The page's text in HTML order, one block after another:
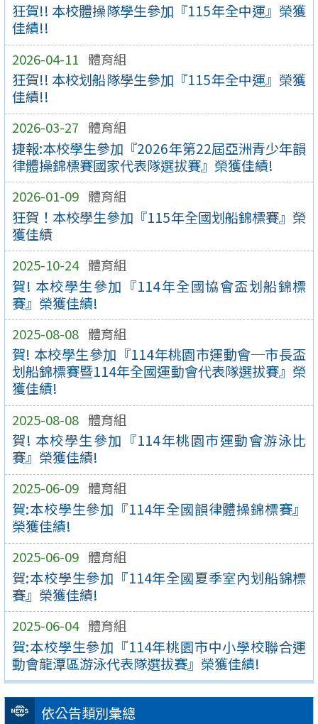
狂賀!! 本校體操隊學生參加『115年全中運』榮獲
佳績!!
2026-04-11 體育組
狂賀!! 本校划船隊學生參加『115年全中運』榮獲
佳績!!
2026-03-27 體育組
捷報:本校學生參加『2026年第22屆亞洲青少年韻
律體操錦標賽國家代表隊選拔賽』榮獲佳績!
2026-01-09 體育組
狂賀！本校學生參加『115年全國划船錦標賽』榮
獲佳績
2025-10-24 體育組
賀! 本校學生參加『114年全國協會盃划船錦標
賽』榮獲佳績!
2025-08-08 體育組
賀! 本校學生參加『114年桃園市運動會─市長盃
划船錦標賽暨114年全國運動會代表隊選拔賽』榮
獲佳績!
2025-08-08 體育組
賀! 本校學生參加『114年桃園市運動會游泳比
賽』榮獲佳績!
2025-06-09 體育組
賀:本校學生參加『114年全國韻律體操錦標賽』
榮獲佳績!
2025-06-09 體育組
賀:本校學生參加『114年全國夏季室內划船錦標
賽』榮獲佳績!
2025-06-04 體育組
賀:本校學生參加『114年桃園市中小學校聯合運
動會龍潭區游泳代表隊選拔賽』榮獲佳績!
依公告類別彙總